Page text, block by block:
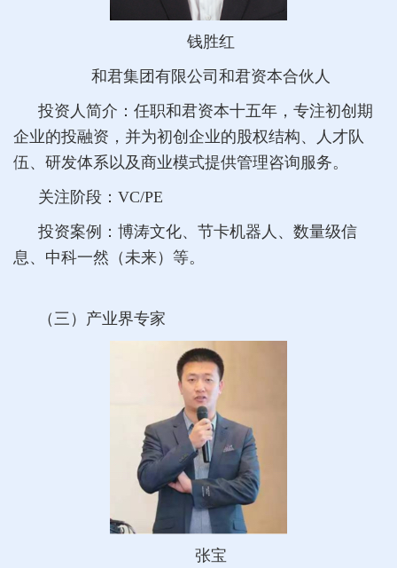
钱胜红
和君集团有限公司和君资本合伙人
投资人简介：任职和君资本十五年，专注初创期
企业的投融资，并为初创企业的股权结构、人才队
伍、研发体系以及商业模式提供管理咨询服务。
关注阶段：VC/PE
投资案例：博涛文化、节卡机器人、数量级信
息、中科一然（未来）等。
（三）产业界专家
张宝